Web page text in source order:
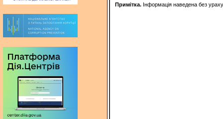
Примітка. Інформація наведена без